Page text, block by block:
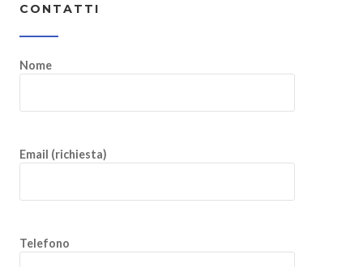
CONTATTI
Nome
Email (richiesta)
Telefono